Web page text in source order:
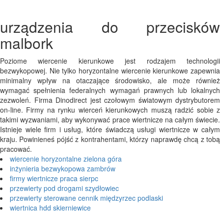
urządzenia do przecisków
malbork
Poziome wiercenie kierunkowe jest rodzajem technologii
bezwykopowej. Nie tylko horyzontalne wiercenie kierunkowe zapewnia
minimalny wpływ na otaczające środowisko, ale może również
wymagać spełnienia federalnych wymagań prawnych lub lokalnych
zezwoleń. Firma Dinodirect jest czołowym światowym dystrybutorem
on-line. Firmy na rynku wierceń kierunkowych muszą radzić sobie z
takimi wyzwaniami, aby wykonywać prace wiertnicze na całym świecie.
Istnieje wiele firm i usług, które świadczą usługi wiertnicze w całym
kraju. Powinieneś pójść z kontrahentami, którzy naprawdę chcą z tobą
pracować.
wiercenie horyzontalne zielona góra
inżynieria bezwykopowa zambrów
firmy wiertnicze praca sierpc
przewierty pod drogami szydłowiec
przewierty sterowane cennik międzyrzec podlaski
wiertnica hdd skierniewice